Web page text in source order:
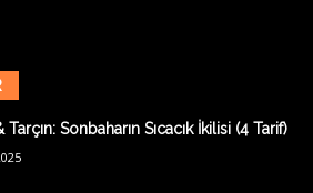
Tarçın: Sonbaharın Sıcacık İkilisi (4 Tarif)